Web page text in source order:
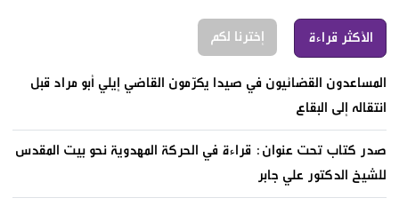
الأكثر قراءة إخترنا لكم
المساعدون القضائيون في صيدا يكرّمون القاضي إيلي أبو مراد قبل
انتقاله إلى البقاع
صدر كتاب تحت عنوان: قراءة في الحركة المهدوية نحو بيت المقدس
للشيخ الدكتور علي جابر